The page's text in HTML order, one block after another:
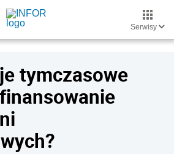
Serwisy
tymczasowe